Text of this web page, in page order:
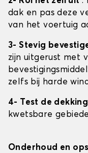
dak en pas deze
van het voertuig
3- Stevig
zijn uitgerust met
zelfs bij harde
4- Test de dekking
kwetsbare
Onderhoud en